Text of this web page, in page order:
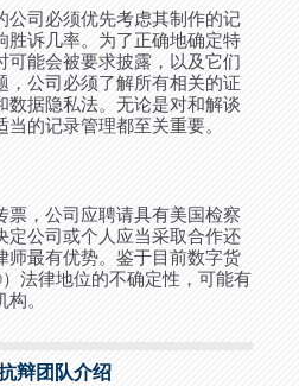
公司必须优先考虑其制作的记
胜诉几率。为了正确地确定特
可能会被要求披露，以及它们
，公司必须了解所有相关的证
数据隐私法。无论是对和解谈
的记录管理都至关重要。
票，公司应聘请具有美国检察
定公司或个人应当采取合作还
师最有优势。鉴于目前数字货
法律地位的不确定性，可能有
。
辩团队介绍